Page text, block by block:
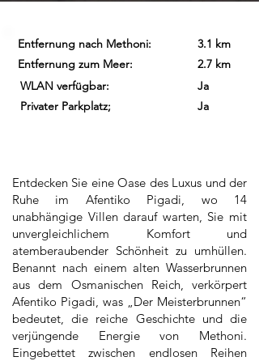
Privater Parkplatz; Ja
WLAN verfügbar: Ja
Entfernung zum Meer: 2.7 km
Entfernung nach Methoni: 3.1 km
Entdecken Sie eine Oase des Luxus und der
Ruhe im Afentiko Pigadi, wo 14
unabhängige Villen darauf warten, Sie mit
unvergleichlichem Komfort und
atemberaubender Schönheit zu umhüllen.
Benannt nach einem alten Wasserbrunnen
aus dem Osmanischen Reich, verkörpert
Afentiko Pigadi, was „Der Meisterbrunnen“
bedeutet, die reiche Geschichte und die
verjüngende Energie von Methoni.
Eingebettet zwischen endlosen Reihen